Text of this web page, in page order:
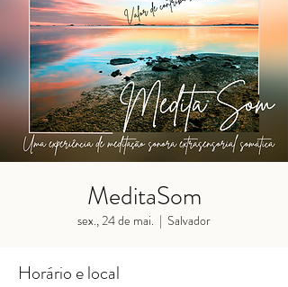
MeditaSom
sex., 24 de mai.
  |
Salvador
Horário e local